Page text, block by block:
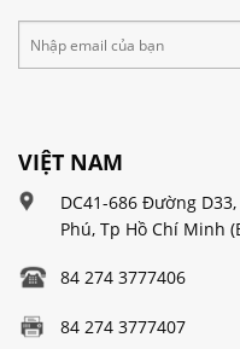
VIỆT NAM
DC41-686 Đường
Phú, Tp Hồ Chí Minh
84 274 3777406
84 274 3777407